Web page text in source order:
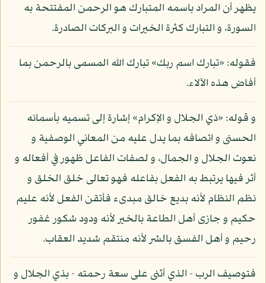
يظهر أن المراد باسمه المتبارك هو الرحمن المفتتحة به
السورة، و التبارك كثرة الخيرات و البركات الصادرة.
فقوله: «تبارك اسم ربك» تبارك الله المسمى بالرحمن بما
أفاض هذه الآلاء.
و قوله: «ذي الجلال و الإكرام» إشارة إلى تسميه بأسمائه
الحسنى و اتصافه بما يدل عليه من المعاني الوصفية و
نعوت الجلال و الجمال، و لصفات الفاعل ظهور في أفعاله و
أثر فيها يرتبط به الفعل بفاعله فهو تعالى خلق الخلق و
نظم النظام لأنه بديع خالق مبدىء فأتقن الفعل لأنه عليم
حكيم و جازى أهل الطاعة بالخير لأنه ودود شكور غفور
رحيم و أهل الفسق بالشر لأنه منتقم شديد العقاب.
فتوصيف الرب - الذي أثنى على سعة رحمته - بذي الجلال و